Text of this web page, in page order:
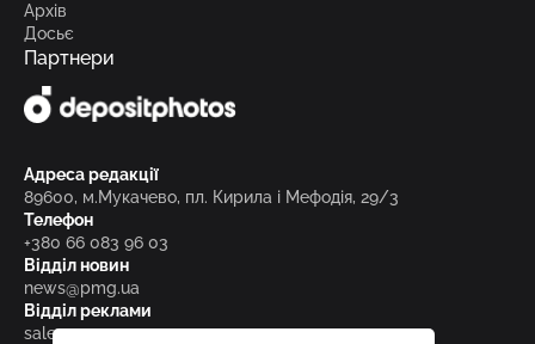
Архів
Досьє
Партнери
Адреса редакції
89600, м.Мукачево, пл. Кирила і Мефодія, 29/3
Телефон
+380 66 083 96 03
Відділ новин
news@pmg.ua
Відділ реклами
sales@pmg.ua